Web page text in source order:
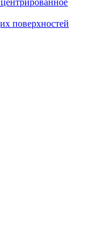
поверхностей